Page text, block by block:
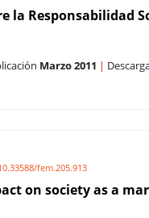
la Responsabilidad
Marzo 2011 |
fem.205.913
on society as a